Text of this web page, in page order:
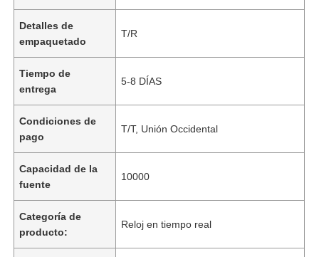
Detalles de
empaquetado
T/R
Tiempo de
entrega
5-8 DÍAS
Condiciones de
pago
T/T, Unión Occidental
Capacidad de la
fuente
10000
Categoría de
producto:
Reloj en tiempo real